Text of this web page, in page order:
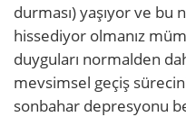
durması) yaşıyor ve
hissediyor olmanız
duyguları normalden
mevsimsel geçiş
sonbahar depresyonu